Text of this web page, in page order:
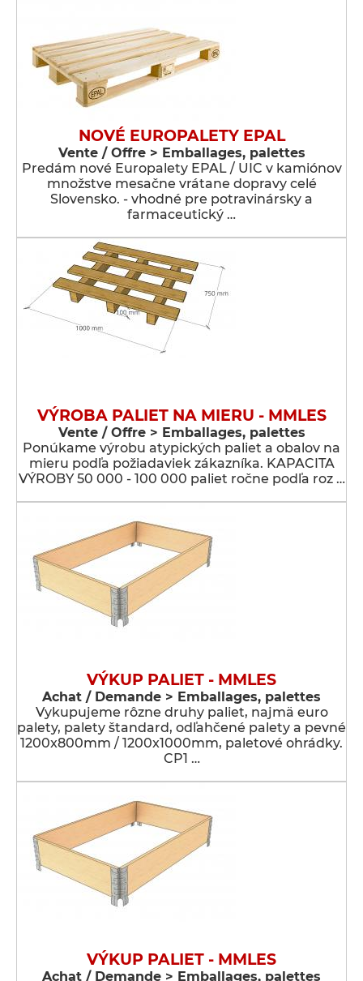
NOVÉ EUROPALETY EPAL
Vente / Offre > Emballages, palettes
Predám nové Europalety EPAL / UIC v kamiónov
množstve mesačne vrátane dopravy celé
Slovensko. - vhodné pre potravinársky a
farmaceutický …
VÝROBA PALIET NA MIERU - MMLES
Vente / Offre > Emballages, palettes
Ponúkame výrobu atypických paliet a obalov na
mieru podľa požiadaviek zákazníka. KAPACITA
VÝROBY 50 000 - 100 000 paliet ročne podľa roz …
VÝKUP PALIET - MMLES
Achat / Demande > Emballages, palettes
Vykupujeme rôzne druhy paliet, najmä euro
palety, palety štandard, odľahčené palety a pevné
1200x800mm / 1200x1000mm, paletové ohrádky.
CP1 …
VÝKUP PALIET - MMLES
Achat / Demande > Emballages, palettes